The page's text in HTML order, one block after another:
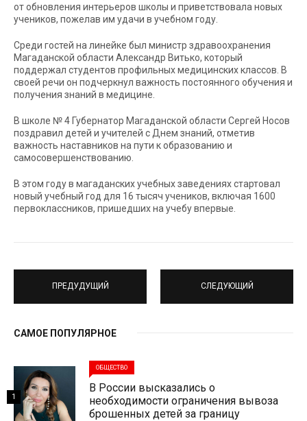
от обновления интерьеров школы и приветствовала новых
учеников, пожелав им удачи в учебном году.
Среди гостей на линейке был министр здравоохранения
Магаданской области Александр Витько, который
поддержал студентов профильных медицинских классов. В
своей речи он подчеркнул важность постоянного обучения и
получения знаний в медицине.
В школе № 4 Губернатор Магаданской области Сергей Носов
поздравил детей и учителей с Днем знаний, отметив
важность наставников на пути к образованию и
самосовершенствованию.
В этом году в магаданских учебных заведениях стартовал
новый учебный год для 16 тысяч учеников, включая 1600
первоклассников, пришедших на учебу впервые.
ПРЕДУДУЩИЙ СЛЕДУЮЩИЙ
САМОЕ ПОПУЛЯРНОЕ
ОБЩЕСТВО
В России высказались о
необходимости ограничения вывоза
брошенных детей за границу
1